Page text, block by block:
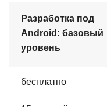
Разработка под
Android: базовый
уровень
бесплатно